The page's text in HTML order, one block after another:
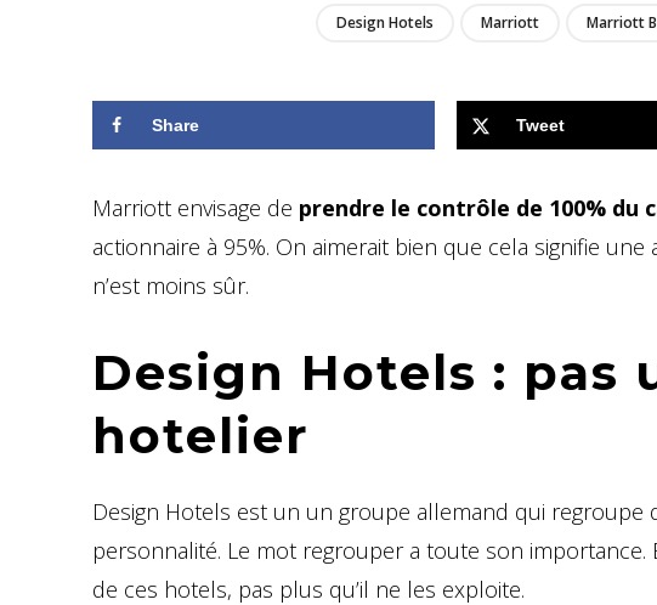
Design Hotels Marriott Marriott
Share Tweet
Marriott envisage de prendre le contrôle de 100% du
actionnaire à 95%. On aimerait bien que cela signifie
n’est moins sûr.
Design Hotels : pas
hotelier
Design Hotels est un un groupe allemand qui
personnalité. Le mot regrouper a toute son importance.
de ces hotels, pas plus qu’il ne les exploite.